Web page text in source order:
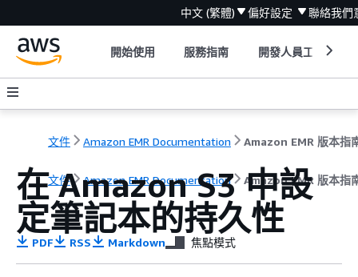
中文 (繁體) 偏好設定 聯絡我們
開始使用 服務指南 開發人員工具
文件 Amazon EMR Documentation Amazon EMR 版本指
文件 Amazon EMR Documentation Amazon EMR 版本指
在 Amazon S3 中設
定筆記本的持久性
PDF RSS Markdown 焦點模式